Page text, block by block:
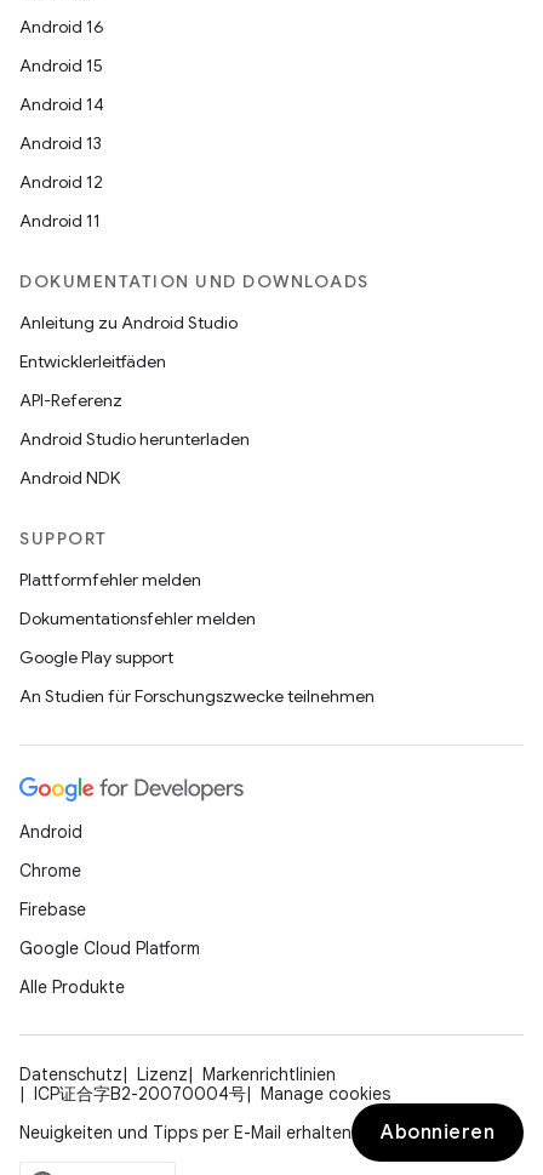
Android 16
Android 15
Android 14
Android 13
Android 12
Android 11
DOKUMENTATION UND DOWNLOADS
Anleitung zu Android Studio
Entwicklerleitfäden
API-Referenz
Android Studio herunterladen
Android NDK
SUPPORT
Plattformfehler melden
Dokumentationsfehler melden
Google Play support
An Studien für Forschungszwecke teilnehmen
Android
Chrome
Firebase
Google Cloud Platform
Alle Produkte
Datenschutz Lizenz
Markenrichtlinien
ICP证合字B2-20070004号
Manage cookies
Neuigkeiten und Tipps per E-Mail erhalten
Abonnieren